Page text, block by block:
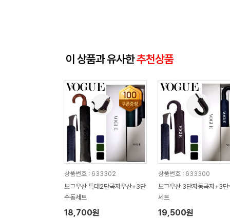
이 상품과 유사한추천상품
상품번호 : 633302
보그우산 특대2단곡자우산+3단
수동세트
18,700원
상품번호 : 633300
보그우산 3단자동곡자+3단
세트
19,500원